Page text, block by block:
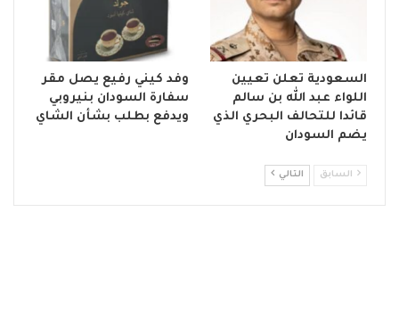
السعودية تعلن تعيين
اللواء عبد الله بن سالم
قائدا للتحالف البحري الذي
يضم السودان
وفد كيني رفيع يصل مقر
سفارة السودان بنيروبي
ويدفع بطلب بشأن الشاي
السابق التالي